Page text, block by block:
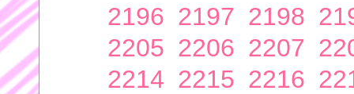
2196 2197 2198
2205 2206 2207
2214 2215 2216